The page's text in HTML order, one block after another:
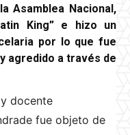
Asamblea Nacional,
King” e hizo un
por lo que fue
agredido a través de
docente
fue objeto de